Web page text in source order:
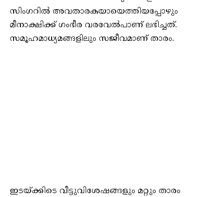
സിംഗറില്‍ അവതാരകയായെത്തിയപ്പോഴും
മീനാക്ഷിക്ക് ഗംഭീര വരവേല്‍പാണ് ലഭിച്ചത്.
സമൂഹമാധ്യമങ്ങളിലും സജീവമാണ് താരം.
ഇടയ്ക്കിടെ വീട്ടുവിശേഷങ്ങളും മറ്റും താരം